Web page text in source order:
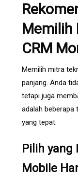
Memilih
CRM
Memilih mitra
panjang. Anda
tetapi juga
adalah beberapa
yang tepat:
Pilih
Mobile